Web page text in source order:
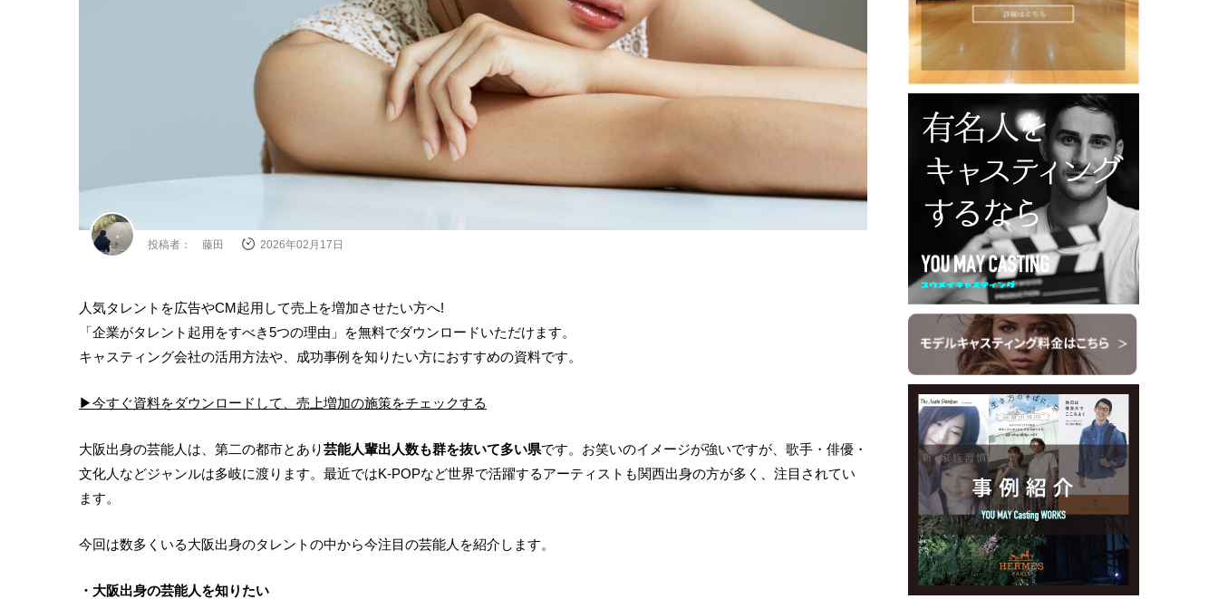
投稿者： 藤田 2026年02月17日
人気タレントを広告やCM起用して売上を増加させたい方へ!
「企業がタレント起用をすべき5つの理由」を無料でダウンロードいただけます。
キャスティング会社の活用方法や、成功事例を知りたい方におすすめの資料です。
▶︎今すぐ資料をダウンロードして、売上増加の施策をチェックする
大阪出身の芸能人は、第二の都市とあり芸能人輩出人数も群を抜いて多い県です。お笑いのイメージが強いですが、歌手・俳優・
文化人などジャンルは多岐に渡ります。最近ではK-POPなど世界で活躍するアーティストも関西出身の方が多く、注目されてい
ます。
今回は数多くいる大阪出身のタレントの中から今注目の芸能人を紹介します。
・大阪出身の芸能人を知りたい